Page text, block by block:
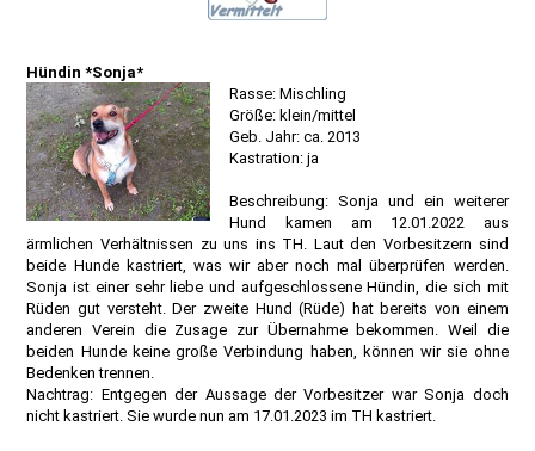
Hündin *Sonja*
Rasse: Mischling
Größe: klein/mittel
Geb. Jahr: ca. 2013
Kastration: ja
Beschreibung: Sonja und ein weiterer
Hund kamen am 12.01.2022 aus
ärmlichen Verhältnissen zu uns ins TH. Laut den Vorbesitzern sind
beide Hunde kastriert, was wir aber noch mal überprüfen werden.
Sonja ist einer sehr liebe und aufgeschlossene Hündin, die sich mit
Rüden gut versteht. Der zweite Hund (Rüde) hat bereits von einem
anderen Verein die Zusage zur Übernahme bekommen. Weil die
beiden Hunde keine große Verbindung haben, können wir sie ohne
Bedenken trennen.
Nachtrag: Entgegen der Aussage der Vorbesitzer war Sonja doch
nicht kastriert. Sie wurde nun am 17.01.2023 im TH kastriert.